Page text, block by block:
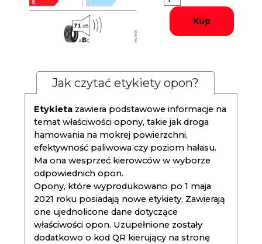
Kup
Jak czytać etykiety opon?
Etykieta zawiera podstawowe informacje na
temat właściwości opony, takie jak droga
hamowania na mokrej powierzchni,
efektywność paliwowa czy poziom hałasu.
Ma ona wesprzeć kierowców w wyborze
odpowiednich opon.
Opony, które wyprodukowano po 1 maja
2021 roku posiadają nowe etykiety. Zawierają
one ujednolicone dane dotyczące
właściwości opon. Uzupełnione zostały
dodatkowo o kod QR kierujący na stronę